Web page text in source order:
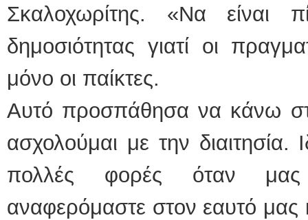
Σκαλοχωρίτης. «Να
δημοσιότητας γιατί οι
μόνο οι παίκτες.
Αυτό προσπάθησα να κάνω
ασχολούμαι με την διαιτησία.
πολλές φορές όταν μας
αναφερόμαστε στον εαυτό μας